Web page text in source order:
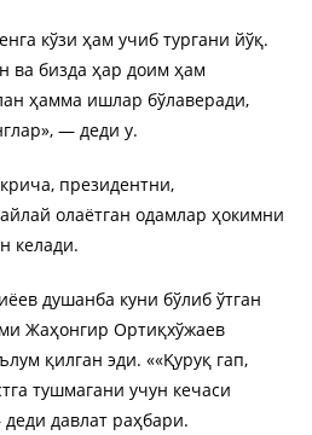
кўзи ҳам учиб тургани йўқ.
ва бизда ҳар доим ҳам
ҳамма ишлар бўлаверади,
— деди у.
президентни,
олаётган одамлар ҳокимни
келади.
душанба куни бўлиб ўтган
Жаҳонгир Ортиқхўжаев
қилган эди. ««Қуруқ гап,
тушмагани учун кечаси
давлат раҳбари.